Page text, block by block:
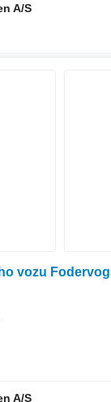
A/S
vozu
A/S